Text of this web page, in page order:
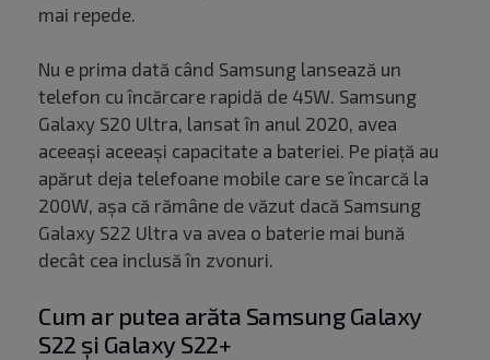
mai repede.
Nu e prima dată când Samsung lansează un
telefon cu încărcare rapidă de 45W. Samsung
Galaxy S20 Ultra, lansat în anul 2020, avea
aceeași aceeași capacitate a bateriei. Pe piață au
apărut deja telefoane mobile care se încarcă la
200W, așa că rămâne de văzut dacă Samsung
Galaxy S22 Ultra va avea o baterie mai bună
decât cea inclusă în zvonuri.
Cum ar putea arăta Samsung Galaxy
S22 și Galaxy S22+